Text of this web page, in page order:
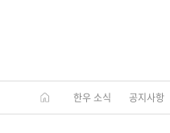
한우 소식 공지사항